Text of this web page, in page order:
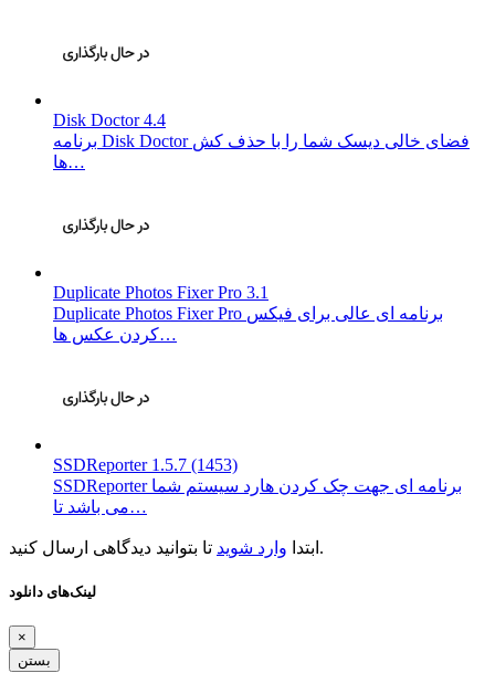
Disk Doctor 4.4
برنامه Disk Doctor فضای خالی دیسک شما را با حذف کش
ها…
Duplicate Photos Fixer Pro 3.1
Duplicate Photos Fixer Pro برنامه ای عالی برای فیکس
کردن عکس ها…
SSDReporter 1.5.7 (1453)
SSDReporter برنامه ای جهت چک کردن هارد سیستم شما
می باشد تا…
ابتدا وارد شوید تا بتوانید دیدگاهی ارسال کنید.
لینک‌های دانلود
×
بستن